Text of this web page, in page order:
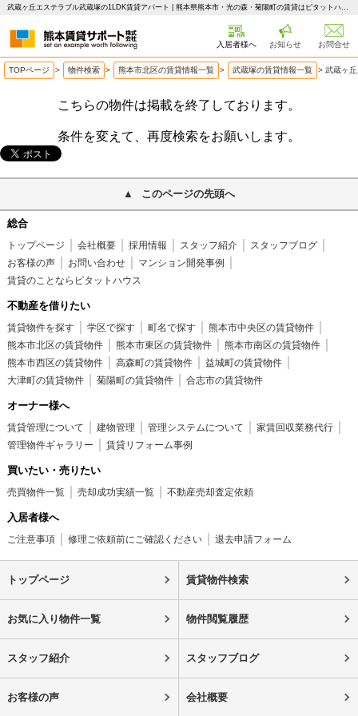
武蔵ヶ丘エステラブル武蔵塚の1LDK賃貸アパート | 熊本県熊本市・光の森・菊陽町の賃貸はピタットハウス 熊本賃貸サポート
入居者様へ お知らせ お問合せ
TOPページ > 物件検索 > 熊本市北区の賃貸情報一覧 > 武蔵塚の賃貸情報一覧 > 武蔵ヶ
こちらの物件は掲載を終了しております。
条件を変えて、再度検索をお願いします。
このページの先頭へ
総合
トップページ 会社概要 採用情報 スタッフ紹介
スタッフブログ
お客様の声
お問い合わせ
マンション開発事例
賃貸のことならピタットハウス
不動産を借りたい
賃貸物件を探す 学区で探す 町名で探す
熊本市中央区の賃貸物件
熊本市北区の賃貸物件
熊本市東区の賃貸物件
熊本市南区の賃貸物件
熊本市西区の賃貸物件
高森町の賃貸物件
益城町の賃貸物件
大津町の賃貸物件
菊陽町の賃貸物件 合志市の賃貸物件
オーナー様へ
賃貸管理について 建物管理 管理システムについて
家賃回収業務代行
管理物件ギャラリー
賃貸リフォーム事例
買いたい・売りたい
売買物件一覧 売却成功実績一覧 不動産売却査定依頼
入居者様へ
ご注意事項 修理ご依頼前にご確認ください 退去申請フォーム
トップページ 賃貸物件検索
お気に入り物件一覧 物件閲覧履歴
スタッフ紹介 スタッフブログ
お客様の声 会社概要